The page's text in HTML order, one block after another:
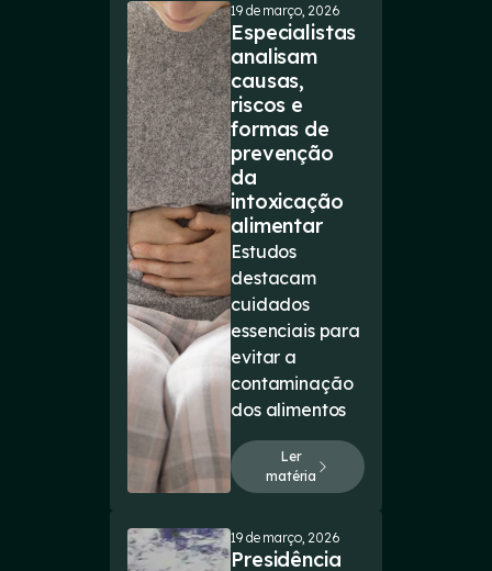
19 de março, 2026
Especialistas
analisam
causas,
riscos e
formas de
prevenção
da
intoxicação
alimentar
Estudos
destacam
cuidados
essenciais para
evitar a
contaminação
dos alimentos
Ler
matéria
19 de março, 2026
Presidência